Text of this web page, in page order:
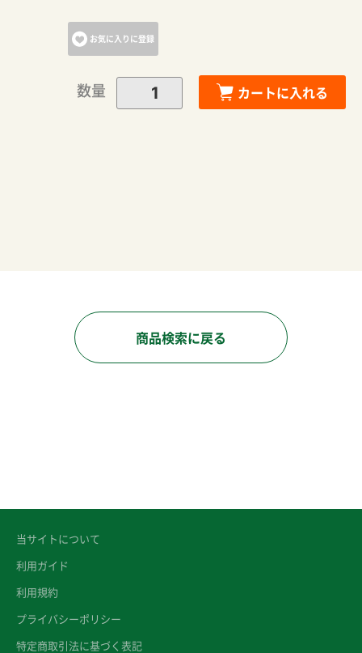
お気に入りに登録
数量 カートに入れる
商品検索に戻る
当サイトについて
利用ガイド
利用規約
プライバシーポリシー
特定商取引法に基づく表記